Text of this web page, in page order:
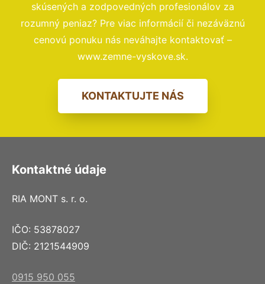
skúsených a zodpovedných profesionálov za
rozumný peniaz? Pre viac informácií či nezáväznú
cenovú ponuku nás neváhajte kontaktovať –
www.zemne-vyskove.sk.
KONTAKTUJTE NÁS
Kontaktné údaje
RIA MONT s. r. o.
IČO: 53878027
DIČ: 2121544909
0915 950 055